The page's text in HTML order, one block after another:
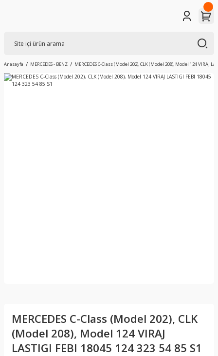
Anasayfa MERCEDES - BENZ MERCEDES C-Class (Model 202), CLK (Model 208), Model 124 VIRAJ
MERCEDES C-Class (Model 202), CLK
(Model 208), Model 124 VIRAJ
LASTIGI FEBI 18045 124 323 54 85 S1